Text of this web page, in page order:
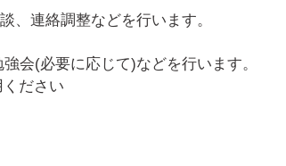
、連絡調整などを行います。
会(必要に応じて)などを行います。